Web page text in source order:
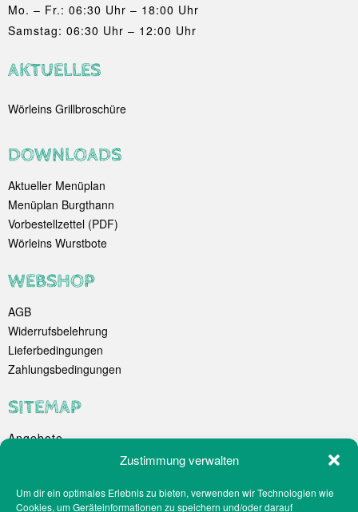
Zustimmung verwalten
Um dir ein optimales Erlebnis zu bieten, verwenden wir Technologien wie
Cookies, um Geräteinformationen zu speichern und/oder darauf
Mo. – Fr.: 06:30 Uhr – 18:00 Uhr
Samstag: 06:30 Uhr – 12:00 Uhr
AKTUELLES
Wörleins Grillbroschüre
DOWNLOADS
Aktueller Menüplan
Menüplan Burgthann
Vorbestellzettel (PDF)
Wörleins Wurstbote
WEBSHOP
AGB
Widerrufsbelehrung
Lieferbedingungen
Zahlungsbedingungen
SITEMAP
Angebote
Catering